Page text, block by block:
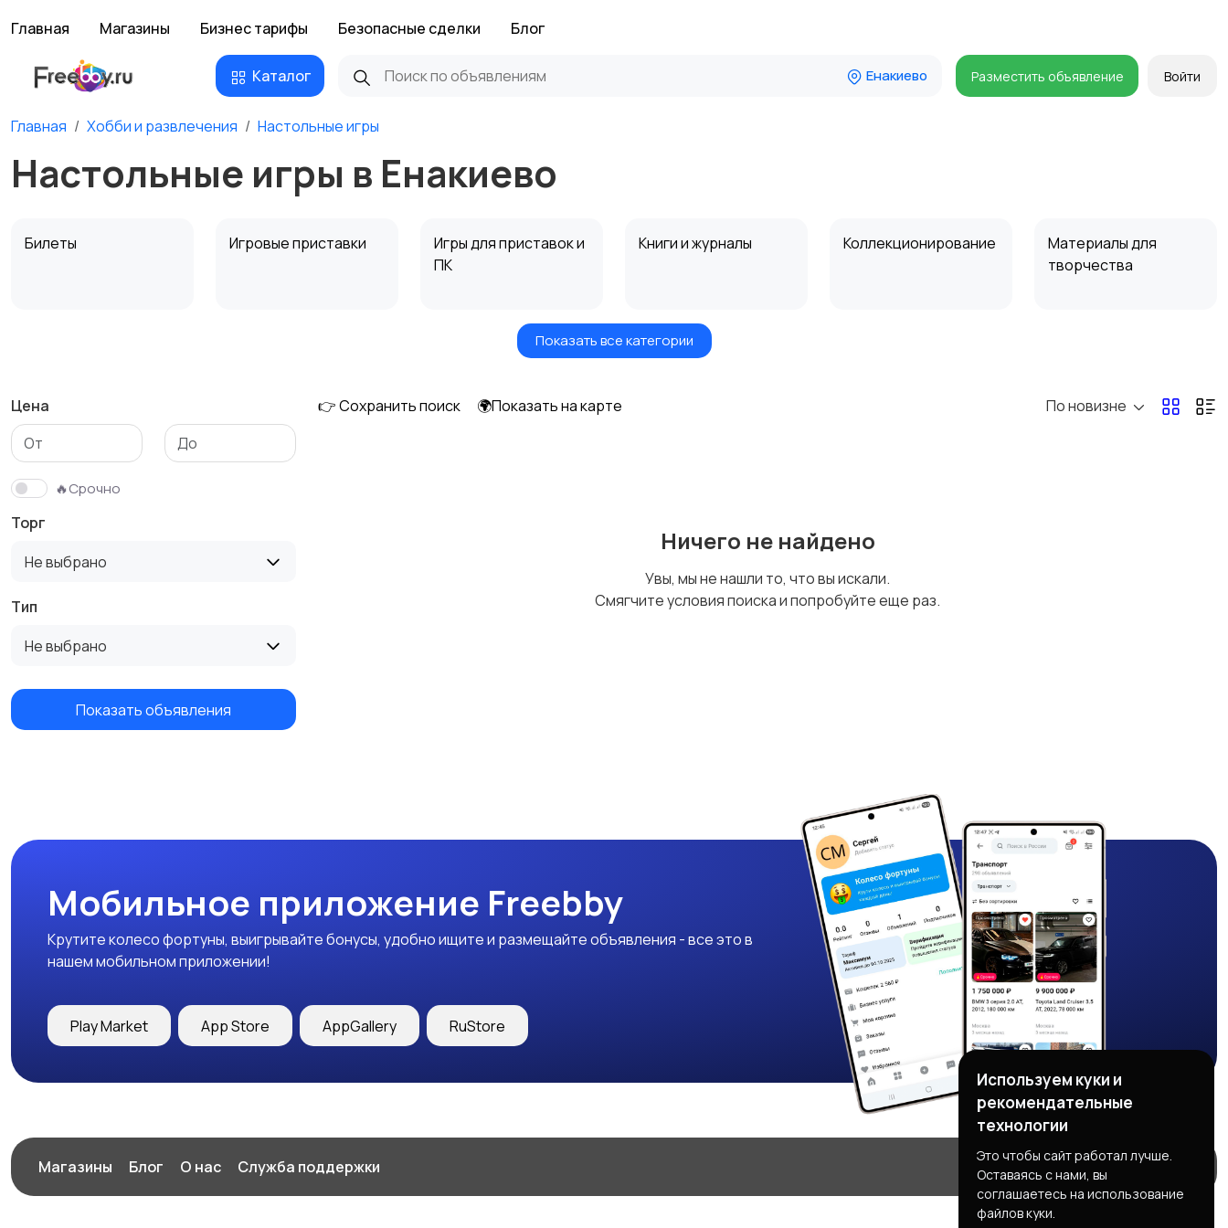
Главная Магазины Бизнес тарифы Безопасные сделки Блог
Каталог Енакиево Разместить объявление Войти
Главная Хобби и развлечения Настольные игры
Настольные игры в Енакиево
Билеты Игровые приставки
Игры для приставок и
ПК
Книги и журналы Коллекционирование
Материалы для
творчества
Показать все категории
Цена
🔥Срочно
Торг
Не выбрано
Тип
Не выбрано
Показать объявления
👉 Сохранить поиск 🌍Показать на карте По новизне
Ничего не найдено
Увы, мы не нашли то, что вы искали.
Смягчите условия поиска и попробуйте еще раз.
Мобильное приложение Freebby
Крутите колесо фортуны, выигрывайте бонусы, удобно ищите и размещайте объявления - все это в
нашем мобильном приложении!
Play Market App Store AppGallery RuStore
Магазины Блог О нас Служба поддержки
Используем куки и
рекомендательные
технологии
Это чтобы сайт работал лучше.
Оставаясь с нами, вы
соглашаетесь на использование
файлов куки.